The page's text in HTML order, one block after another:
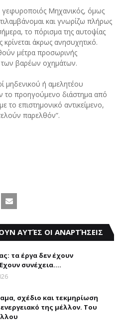
γεφυροποιός Μηχανικός, όμως
και γνωρίζω πλήρως
το πόρισμα της αυτοψίας
κρίνεται άκρως ανησυχητικό.
μέτρα προσωρινής
βαρέων οχημάτων.
μηδενικού ή αμελητέου
το προηγούμενο διάστημα από
το επιστημονικό αντικείμενο,
παρελθόν”.
ΑΥΤΈΣ ΟΙ ΑΝΑΡΤΉΣΕΙΣ
τα έργα δεν έχουν
συνέχεια....
σχέδιο και τεκμηρίωση
ενεργειακό της μέλλον. Του